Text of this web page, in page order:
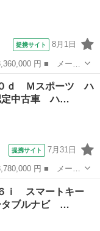
提携サイト 8月1日
レード名： １２
ップディスプレ
０ｄ Ｍスポーツ ハ
定中古車 ハ…
提携サイト 7月31日
ード名： １２０
古車 ハイラインパ
６ｉ スマートキー
タブルナビ …